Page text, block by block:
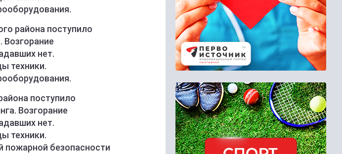
района поступило
нет.
техники.
поступило
Возгорание
нет.
техники.
пожарной безопасности